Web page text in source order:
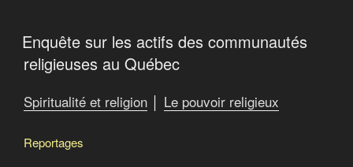
Enquête sur les actifs des communautés
religieuses au Québec
Spiritualité et religion │ Le pouvoir religieux
Reportages